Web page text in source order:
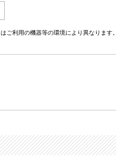
ご利用の機器等の環境により異なります。